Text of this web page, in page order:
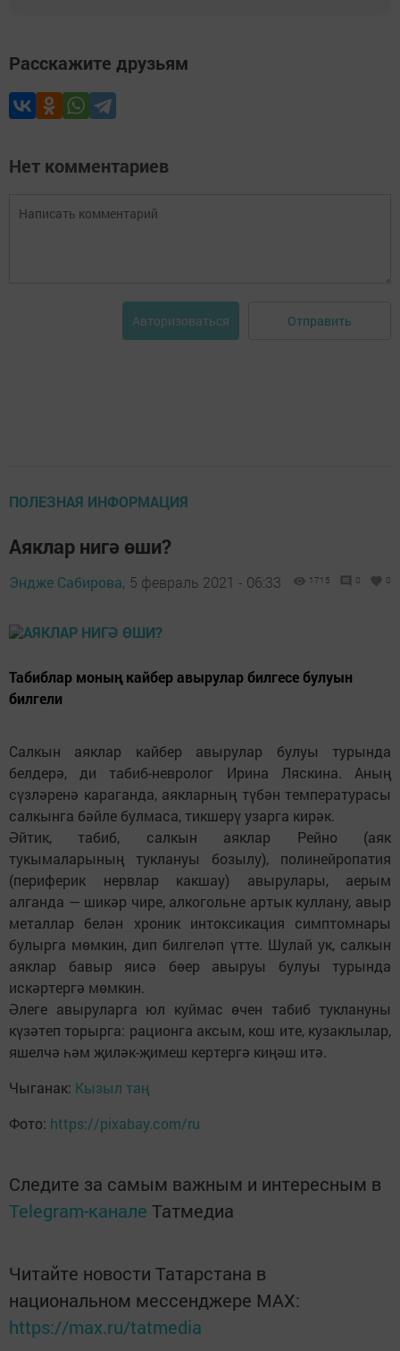
Расскажите друзьям
Нет комментариев
Авторизоваться Отправить
ПОЛЕЗНАЯ ИНФОРМАЦИЯ
Аяклар нигә өши?
Эндже Сабирова, 5 февраль 2021 - 06:33 1715 0 0
Табиблар моның кайбер авырулар билгесе булуын
билгели
Салкын аяклар кайбер авырулар булуы турында
белдерә, ди табиб-невролог Ирина Ляскина. Аның
сүзләренә караганда, аякларның түбән температурасы
салкынга бәйле булмаса, тикшерү узарга кирәк.
Әйтик, табиб, салкын аяклар Рейно (аяк
тукымаларының туклануы бозылу), полинейропатия
(периферик нервлар какшау) авырулары, аерым
алганда — шикәр чире, алкогольне артык куллану, авыр
металлар белән хроник интоксикация симптомнары
булырга мөмкин, дип билгеләп үтте. Шулай ук, салкын
аяклар бавыр яисә бөер авыруы булуы турында
искәртергә мөмкин.
Әлеге авыруларга юл куймас өчен табиб туклануны
күзәтеп торырга: рационга аксым, кош ите, кузаклылар,
яшелчә һәм җиләк-җимеш кертергә киңәш итә.
Чыганак: Кызыл таң
Фото: https://pixabay.com/ru
Следите за самым важным и интересным в
Telegram-канале Татмедиа
Читайте новости Татарстана в
национальном мессенджере MАХ:
https://max.ru/tatmedia